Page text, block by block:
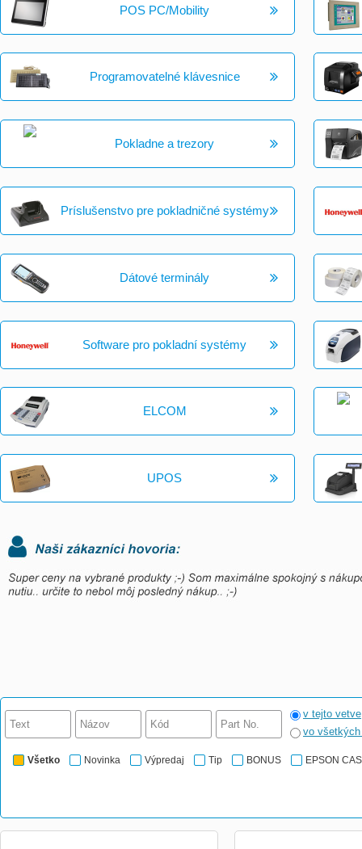
POS PC/Mobility
Programovatelné klávesnice
Pokladne a trezory
Príslušenstvo pre pokladničné systémy
Dátové terminály
Software pro pokladní systémy
ELCOM
UPOS
v tejto vetve
vo
Všetko Novinka Výpredaj Tip BONUS EPSON